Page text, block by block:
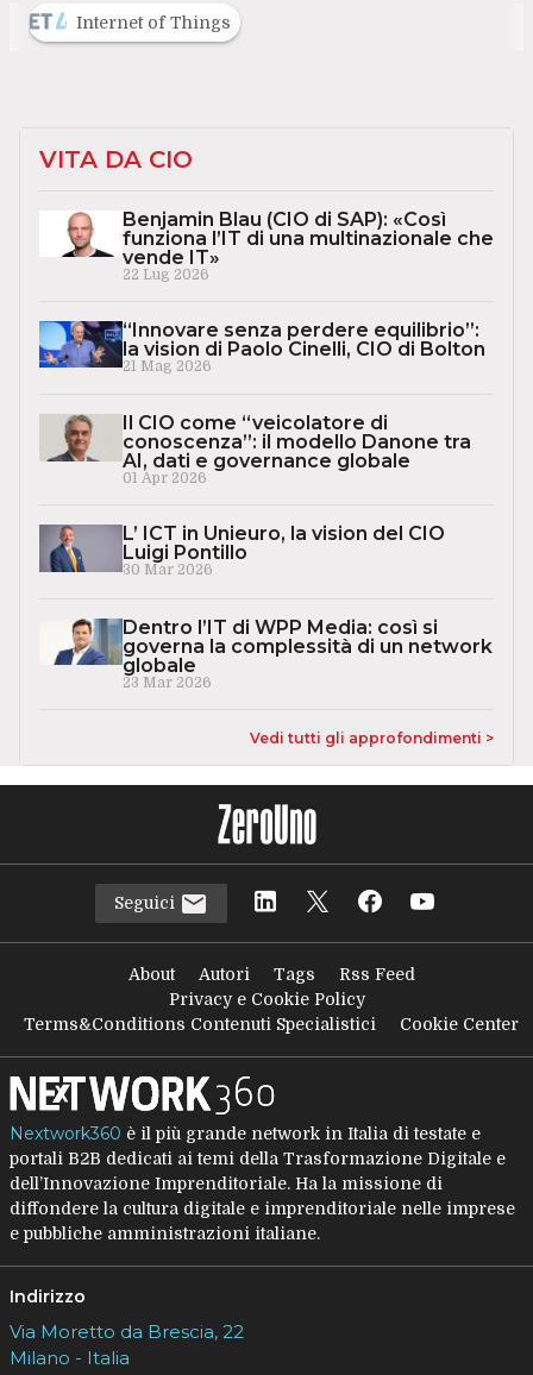
Internet of Things
VITA DA CIO
Benjamin Blau (CIO di SAP): «Così
funziona l’IT di una multinazionale che
vende IT»
22 Lug 2026
“Innovare senza perdere equilibrio”:
la vision di Paolo Cinelli, CIO di Bolton
21 Mag 2026
Il CIO come “veicolatore di
conoscenza”: il modello Danone tra
AI, dati e governance globale
01 Apr 2026
L’ ICT in Unieuro, la vision del CIO
Luigi Pontillo
30 Mar 2026
Dentro l’IT di WPP Media: così si
governa la complessità di un network
globale
23 Mar 2026
Vedi tutti gli approfondimenti >
Seguici
About Autori Tags
Rss Feed
Privacy e Cookie Policy
Terms&Conditions Contenuti Specialistici
Cookie Center
Nextwork360 è il più grande network in Italia di testate e
portali B2B dedicati ai temi della Trasformazione Digitale e
dell’Innovazione Imprenditoriale. Ha la missione di
diffondere la cultura digitale e imprenditoriale nelle imprese
e pubbliche amministrazioni italiane.
Indirizzo
Via Moretto da Brescia, 22
Milano - Italia